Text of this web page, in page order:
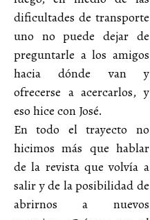
dificultades de transporte
uno no puede dejar de
preguntarle a los amigos
hacia dónde van y
ofrecerse a acercarlos, y
eso hice con José.
En todo el trayecto no
hicimos más que hablar
de la revista que volvía a
salir y de la posibilidad de
abrirnos a nuevos